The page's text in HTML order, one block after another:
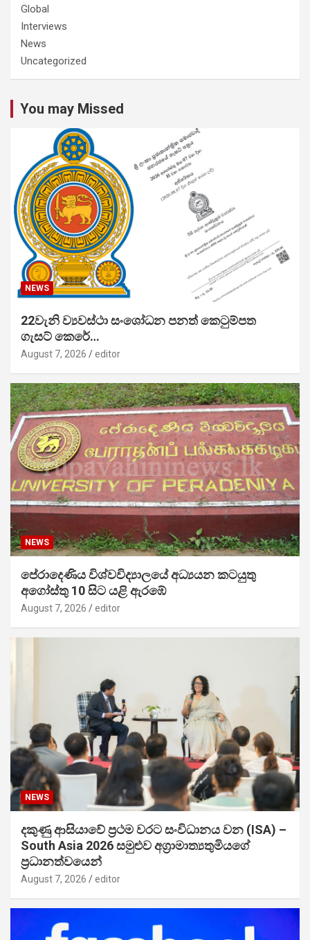
Global
Interviews
News
Uncategorized
You may Missed
NEWS
22වැනි ව්‍යවස්ථා සංශෝධන පනත් කෙටුම්පත
ගැසට් කෙරේ…
August 7, 2026 editor
NEWS
පේරාදෙණිය විශ්වවිද්‍යාලයේ අධ්‍යයන කටයුතු
අගෝස්තු 10 සිට යළි ඇරඹේ
August 7, 2026 editor
NEWS
දකුණු ආසියාවේ ප්‍රථම වරට සංවිධානය වන (ISA) –
South Asia 2026 සමුළුව අග්‍රාමාත්‍යතුමියගේ
ප්‍රධානත්වයෙන්
August 7, 2026 editor